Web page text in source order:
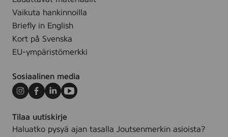
Vaikuta hankinnoilla
Briefly in English
Kort på Svenska
EU-ympäristömerkki
Sosiaalinen media
Instagram
Facebook
LinkedInYoutube
Tilaa uutiskirje
Haluatko pysyä ajan tasalla Joutsenmerkin asioista?